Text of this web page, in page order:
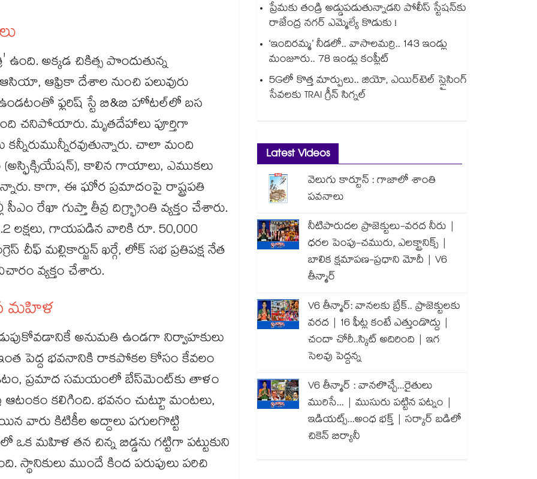
అక్కడ చికిత్స పొందుతున్న
ఆఫ్రికా దేశాల నుంచి పలువురు
ఉండటంతో ఫ్లరిష్ స్టే బి&బి హోటల్‌‌లో బస
చనిపోయారు. మృతదేహాలు పూర్తిగా
చాలా మంది
కాలిన గాయాలు, ఎముకలు
కాగా, ఈ ఘోర ప్రమాదంపై రాష్ట్రపతి
రేఖా గుప్తా తీవ్ర దిగ్భ్రాంతి వ్యక్తం చేశారు.
లక్షలు, గాయపడిన వారికి రూ. 50,000
చీఫ్​ మల్లికార్జున్ ఖర్గే, లోక్ సభ ప్రతిపక్ష నేత
వ్యక్తం చేశారు.
మహిళ
అనుమతి ఉండగా నిర్వాహకులు
పెద్ద భవనానికి రాకపోకల కోసం కేవలం
ప్రమాద సమయంలో బేస్‌‌మెంట్‌‌కు తాళం
కలిగింది. భవనం చుట్టూ మంటలు,
వారు కిటికీల అద్దాలు పగులగొట్టి
మహిళ తన చిన్న బిడ్డను గట్టిగా పట్టుకుని
స్థానికులు ముందే కింద పరుపులు పరిచి
ప్రేమకు తండ్రి అడ్డుపడుతున్నాడని పోలీస్ స్టేషన్⁪కు
రాజేంద్ర నగర్ ఎమ్మెల్యే కొడుకు !
‘ఇందిరమ్మ’ నీడలో.. వాసాలమర్రి.. 143 ఇండ్లు
మంజూరు.. 78 ఇండ్లు కంప్లీట్
5Gలో కొత్త మార్పులు.. జియో, ఎయిర్‌టెల్ స్లైసింగ్
సేవలకు TRAI గ్రీన్ సిగ్నల్
Latest Videos
వెలుగు కార్టూన్ : గాజాలో శాంతి
పవనాలు
నీటిపారుదల ప్రాజెక్టులు-వరద నీరు |
ధరల పెంపు-చమురు, ఎలక్ట్రానిక్స్ |
బాలిక క్షమాపణ-ప్రధాని మోదీ | V6
తీన్మార్
V6 తీన్మార్: వానలకు బ్రేక్.. ప్రాజెక్టులకు
వరద | 16 ఫీట్ల కంటే ఎత్తుండొద్దు |
చందా చోరీ..స్కిట్ అదిరింది | ఇగ
సెలవు పెద్దన్న
V6 తీన్మార్ : వానలొచ్చే...రైతులు
మురిసే... | ముసురు పట్టిన పట్నం |
ఇడియట్స్...అంధ భక్త్ | సర్కార్ బడిలో
చికెన్ బిర్యానీ